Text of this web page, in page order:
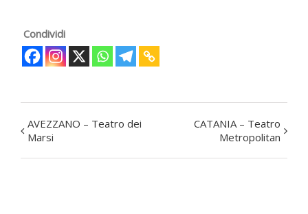
Condividi
Evento
Navigation
AVEZZANO – Teatro dei
Marsi
CATANIA – Teatro
Metropolitan